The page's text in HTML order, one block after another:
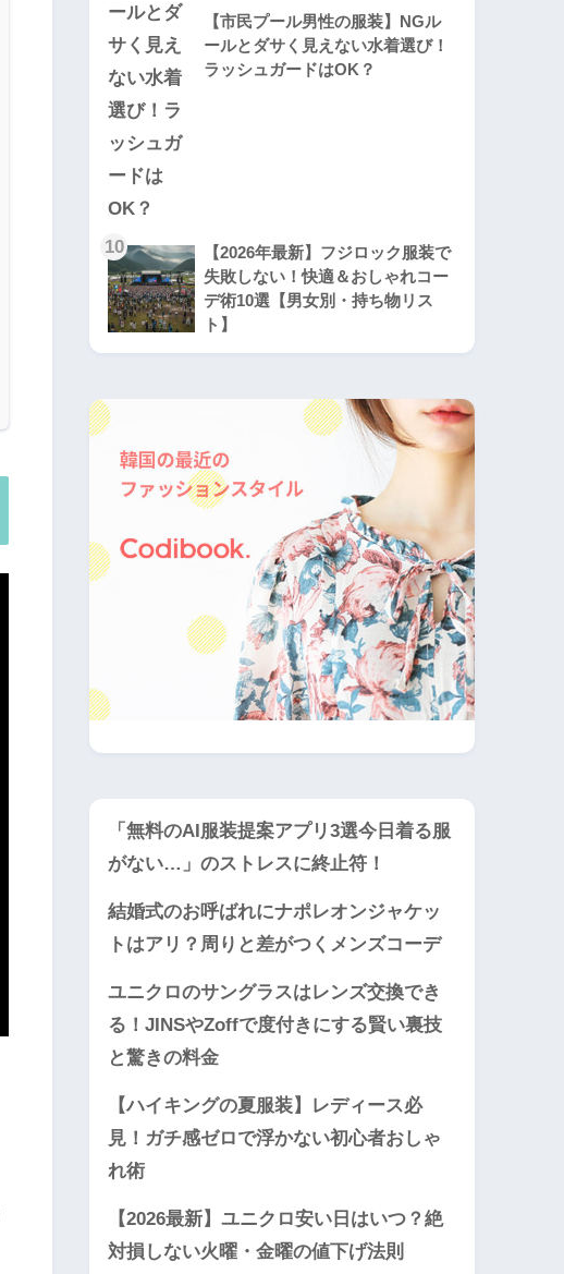
【市民プール男性の服装】NGル
ールとダサく見えない水着選び！
ラッシュガードはOK？
10
【2026年最新】フジロック服装で
失敗しない！快適＆おしゃれコー
デ術10選【男女別・持ち物リス
ト】
「無料のAI服装提案アプリ3選今日着る服
がない…」のストレスに終止符！
結婚式のお呼ばれにナポレオンジャケッ
トはアリ？周りと差がつくメンズコーデ
ユニクロのサングラスはレンズ交換でき
る！JINSやZoffで度付きにする賢い裏技
と驚きの料金
【ハイキングの夏服装】レディース必
見！ガチ感ゼロで浮かない初心者おしゃ
れ術
【2026最新】ユニクロ安い日はいつ？絶
対損しない火曜・金曜の値下げ法則